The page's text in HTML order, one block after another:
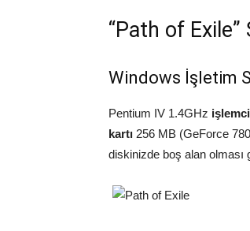
“Path of
Windows İşletim
Pentium IV 1.4GHz işlemci
kartı 256 MB (GeForce
diskinizde boş alan olması